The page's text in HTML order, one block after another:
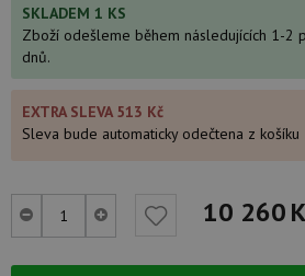
SKLADEM 1 KS
Zboží odešleme během následujících 1-2
dnů.
EXTRA SLEVA 513 Kč
Sleva bude automaticky odečtena z košíku
10 260